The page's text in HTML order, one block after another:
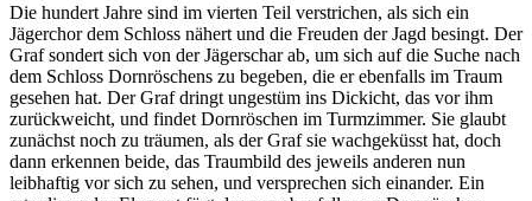
Die hundert Jahre sind im vierten Teil verstrichen, als sich ein
Jägerchor dem Schloss nähert und die Freuden der Jagd besingt. Der
Graf sondert sich von der Jägerschar ab, um sich auf die Suche nach
dem Schloss Dornröschens zu begeben, die er ebenfalls im Traum
gesehen hat. Der Graf dringt ungestüm ins Dickicht, das vor ihm
zurückweicht, und findet Dornröschen im Turmzimmer. Sie glaubt
zunächst noch zu träumen, als der Graf sie wachgeküsst hat, doch
dann erkennen beide, das Traumbild des jeweils anderen nun
leibhaftig vor sich zu sehen, und versprechen sich einander. Ein